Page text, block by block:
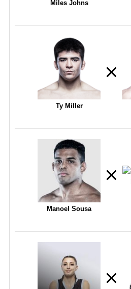
Miles Johns
Ty Miller
Manoel Sousa